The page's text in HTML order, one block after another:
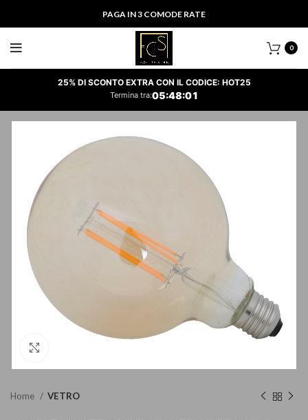
PAGA IN 3 COMODE RATE
0
25% DI SCONTO EXTRA CON IL CODICE: HOT25
Termina tra:05:48:00
Home VETRO